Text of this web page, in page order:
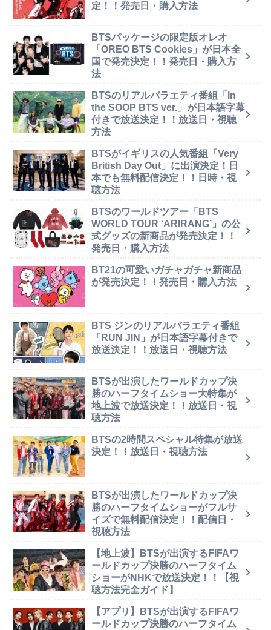
定！！発売日・購入方法
BTSパッケージの限定版オレオ
「OREO BTS Cookies」が日本全
国で発売決定！！発売日・購入方
法
BTSのリアルバラエティ番組「In
the SOOP BTS ver.」が日本語字幕
付きで放送決定！！放送日・視聴
方法
BTSがイギリスの人気番組「Very
British Day Out」に出演決定！日
本でも無料配信決定！！日時・視
聴方法
BTSのワールドツアー「BTS
WORLD TOUR ‘ARIRANG’」の公
式グッズの新商品が発売決定！！
発売日・購入方法
BT21の可愛いガチャガチャ新商品
が発売決定！！発売日・購入方法
BTS ジンのリアルバラエティ番組
「RUN JIN」が日本語字幕付きで
放送決定！！放送日・視聴方法
BTSが出演したワールドカップ決
勝のハーフタイムショー大特集が
地上波で放送決定！！放送日・視
聴方法
BTSの2時間スペシャル特集が放送
決定！！放送日・視聴方法
BTSが出演したワールドカップ決
勝のハーフタイムショーがフルサ
イズで無料配信決定！！配信日・
視聴方法
【地上波】BTSが出演するFIFAワ
ールドカップ決勝のハーフタイム
ショーがNHKで放送決定！！【視
聴方法完全ガイド】
【アプリ】BTSが出演するFIFAワ
ールドカップ決勝のハーフタイム